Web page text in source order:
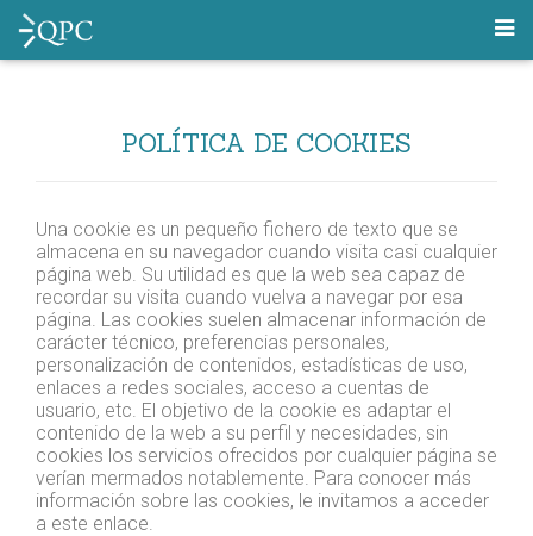
POLÍTICA DE COOKIES
Una cookie es un pequeño fichero de texto que se
almacena en su navegador cuando visita casi cualquier
página web. Su utilidad es que la web sea capaz de
recordar su visita cuando vuelva a navegar por esa
página. Las cookies suelen almacenar información de
carácter técnico, preferencias personales,
personalización de contenidos, estadísticas de uso,
enlaces a redes sociales, acceso a cuentas de
usuario, etc. El objetivo de la cookie es adaptar el
contenido de la web a su perfil y necesidades, sin
cookies los servicios ofrecidos por cualquier página se
verían mermados notablemente. Para conocer más
información sobre las cookies, le invitamos a acceder
a este enlace.